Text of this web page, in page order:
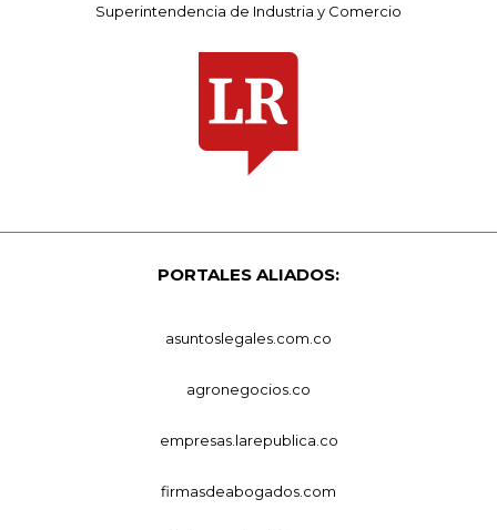
Superintendencia de Industria y Comercio
PORTALES ALIADOS:
asuntoslegales.com.co
agronegocios.co
empresas.larepublica.co
firmasdeabogados.com